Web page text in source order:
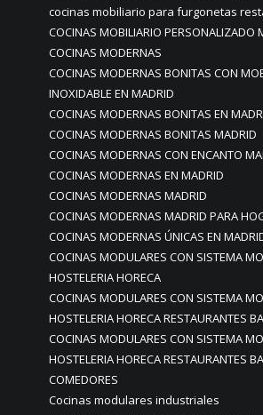
cocinas mobiliario para furgonetas
COCINAS MOBILIARIO PERSONALIZADO
COCINAS MODERNAS
COCINAS MODERNAS BONITAS CON
INOXIDABLE EN MADRID
COCINAS MODERNAS BONITAS EN
COCINAS MODERNAS BONITAS MADRID
COCINAS MODERNAS CON ENCANTO
COCINAS MODERNAS EN MADRID
COCINAS MODERNAS MADRID
COCINAS MODERNAS MADRID PARA
COCINAS MODERNAS ÚNICAS EN
COCINAS MODULARES CON SISTEMA
HOSTELERIA HORECA
COCINAS MODULARES CON SISTEMA
HOSTELERIA HORECA RESTAURANTES
COCINAS MODULARES CON SISTEMA
HOSTELERIA HORECA RESTAURANTES
COMEDORES
Cocinas modulares industriales